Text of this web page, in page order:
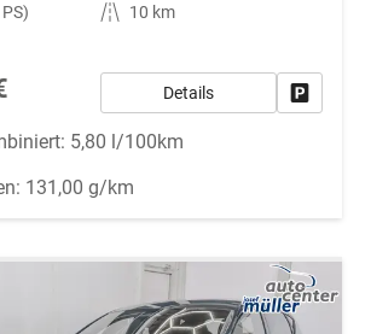
Kilometerstand
10 km
Details
5,80 l/100km
131,00 g/km